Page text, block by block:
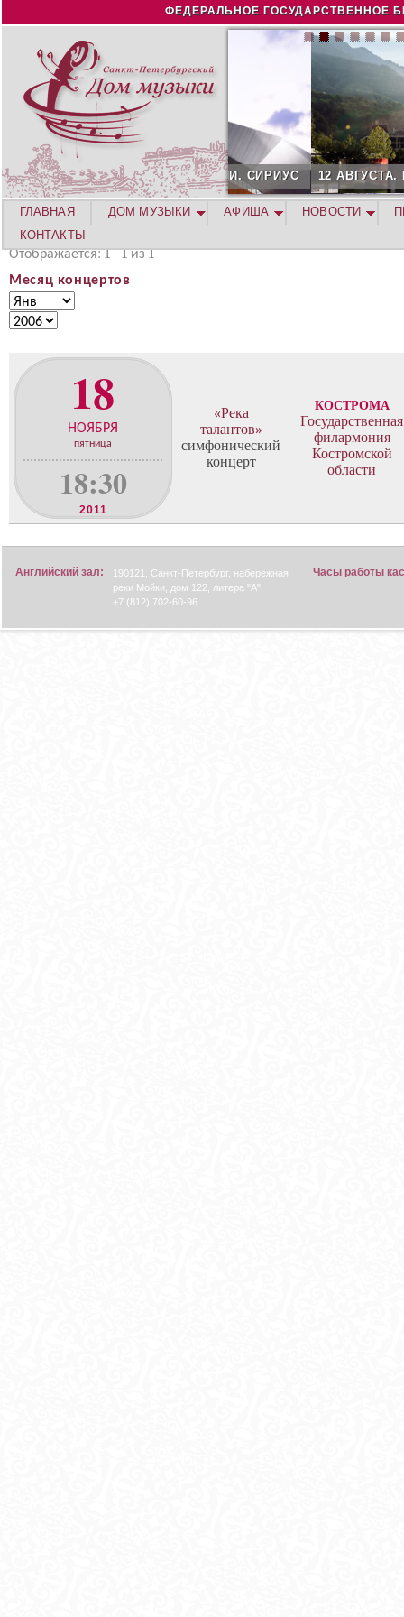
Jump to navigation
ФЕДЕРАЛЬНОЕ ГОСУДАРСТВЕННОЕ
12 АВГУСТА. КОНЦЕРТ
Отображается: 1 - 1 из 1
Месяц концертов
М
е
к
р
М
еГ
18
НОЯБРЯ
пятница
18:30
2011
«Река
талантов»
симфонический
концерт
КОСТРОМА
Государственная
филармония
Костромской
области
ГЛАВНАЯ ДОМ МУЗЫКИ АФИША НОВОСТИ
КОНТАКТЫ
Английский зал:
190121, Санкт-Петербург, набережная
реки Мойки, дом 122, литера "А".
+7 (812) 702-60-96
Часы работы